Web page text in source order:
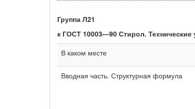
Группа Л21
к ГОСТ 10003—90 Стирол. Технические
В каком месте
Вводная часть. Структурная фор­мула